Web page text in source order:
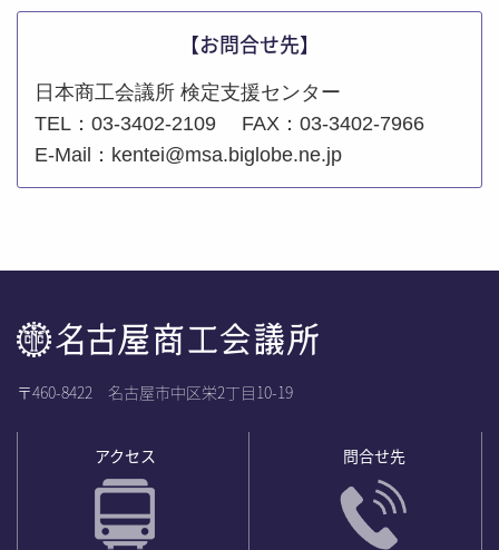
【お問合せ先】
日本商工会議所 検定支援センター
TEL：03-3402-2109 FAX：03-3402-7966
E-Mail：kentei@msa.biglobe.ne.jp
〒460-8422 名古屋市中区栄2丁目10-19
アクセス 問合せ先